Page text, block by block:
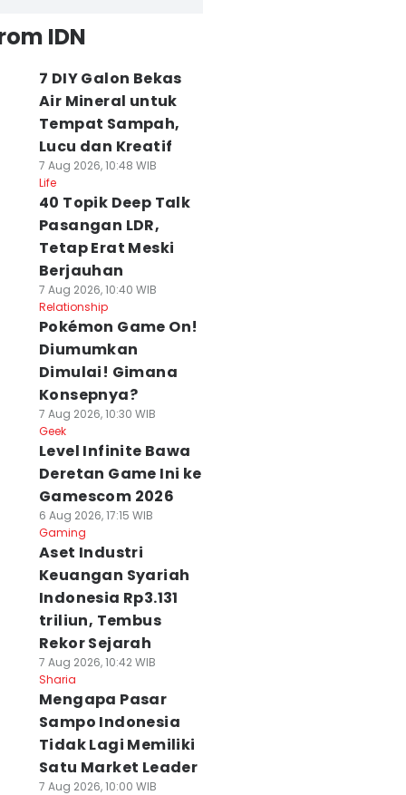
IDN
7 DIY Galon Bekas
Air Mineral untuk
Tempat Sampah,
Lucu dan Kreatif
7 Aug 2026, 10:48 WIB
Life
40 Topik Deep Talk
Pasangan LDR,
Tetap Erat Meski
Berjauhan
7 Aug 2026, 10:40 WIB
Relationship
Pokémon Game On!
Diumumkan
Dimulai! Gimana
Konsepnya?
7 Aug 2026, 10:30 WIB
Geek
Level Infinite Bawa
Deretan Game Ini ke
Gamescom 2026
6 Aug 2026, 17:15 WIB
Gaming
Aset Industri
Keuangan Syariah
Indonesia Rp3.131
triliun, Tembus
Rekor Sejarah
7 Aug 2026, 10:42 WIB
Sharia
Mengapa Pasar
Sampo Indonesia
Tidak Lagi Memiliki
Satu Market Leader
7 Aug 2026, 10:00 WIB